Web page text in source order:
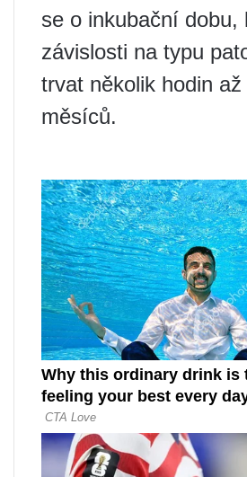
se o inkubační dobu,
závislosti na typu
trvat několik hodin
měsíců.